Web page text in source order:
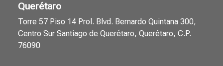
Querétaro
Torre 57 Piso 14 Prol. Blvd. Bernardo Quintana 300,
Centro Sur Santiago de Querétaro, Querétaro, C.P.
76090